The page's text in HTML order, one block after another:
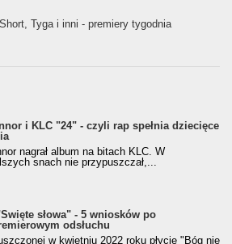
Tyga i inni - premiery tygodnia
i KLC "24" - czyli rap spełnia dziecięce
nagrał album na bitach KLC. W
snach nie przypuszczał,...
słowa" - 5 wniosków po
odsłuchu
w kwietniu 2022 roku płycie "Bóg nie